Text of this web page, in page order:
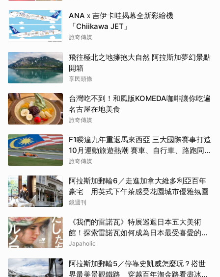
ANAｘ吉伊卡哇揭幕全新彩繪機
「Chiikawa JET」
旅奇傳媒
飛往極北之地擁抱大自然 阿拉斯加夢幻景點
開箱
享民頭條
台灣吃不到！和風版KOMEDA咖啡讓你吃遍
名古屋在地美食
旅奇傳媒
F1睽違九年重返馬來西亞 三大國際賽事打造
10月運動旅遊熱潮 賽車、自行車、路跑同週
登場
旅奇傳媒
阿拉斯加郵輪6／走進加拿大維多利亞百年
豪宅 用英式下午茶感受花園城市優雅氛圍
鏡週刊
《我們的雷諾瓦》特展巡迴日本五大美術
館！探索雷諾瓦如何成為日本最受喜愛的印
象派畫家
Japaholic
阿拉斯加郵輪5／停靠史凱威怎麼玩？搭世
界最美景觀鐵路 穿越百年淘金路看盡冰